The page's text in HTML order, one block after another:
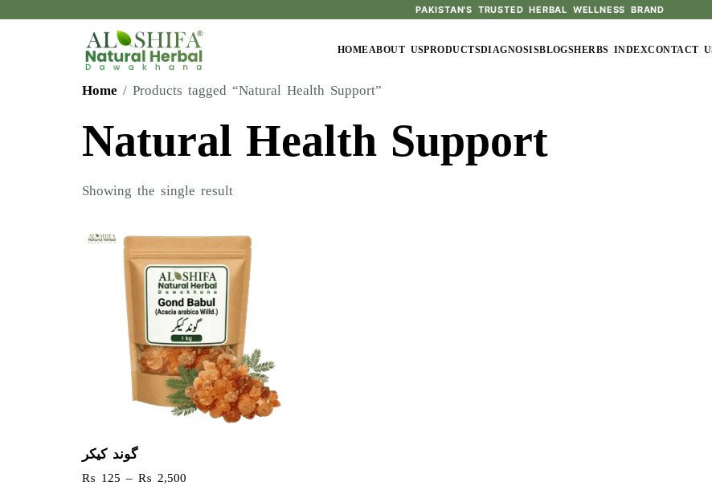
PAKISTAN'S TRUSTED HERBAL WELLNESS BRAND
HOMEABOUT USPRODUCTSDIAGNOSISBLOGSHERBS INDEXCONTACT
Home / Products tagged “Natural Health Support”
Natural Health Support
Showing the single result
گوند کیکر
₨ 125 – ₨ 2,500